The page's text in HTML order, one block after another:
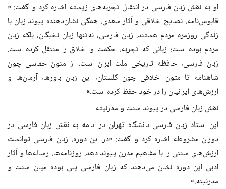
او به نقش زبان فارسی در انتقال تجربه‌های زیسته اشاره کرد و گفت: «
قابوس‌نامه، نصایح اخلاقی و آثار سعدی، همگی نشان‌دهنده پیوند زبان با
زندگی روزمره مردم هستند. زبان فارسی، نه‌تنها زبان نخبگان، بلکه زبان
مردم بوده است؛ زبانی که تجربه، حکمت و اخلاق را منتقل کرده است.
زبان فارسی، حافظه تاریخی ملت ایران است. از متون حماسی چون
شاهنامه تا متون اخلاقی چون گلستان، این زبان باورها، آرمان‌ها و
ارزش‌های ایرانیان را در خود حفظ کرده است.»
نقش زبان فارسی در پیوند سنت و مدرنیته
این استاد زبان فارسی دانشگاه تهران در ادامه به نقش زبان فارسی در
دوران مشروطه اشاره کرد و گفت: «در این دوره، زبان فارسی توانست
ارزش‌های سنتی را با مفاهیم مدرن پیوند دهد. روزنامه‌ها، رساله‌ها و آثار
ادبی این دوره نشان می‌دهند که زبان فارسی پلی بوده میان سنت و
مدرنیته.»